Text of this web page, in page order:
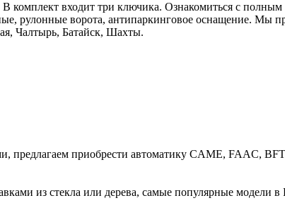
комплект входит три ключика. Ознакомиться с
рулонные ворота, антипаркинговое оснащение. Мы
Чалтырь, Батайск, Шахты.
приобрести автоматику CAME, FAAC,
из стекла или дерева, самые популярные модели